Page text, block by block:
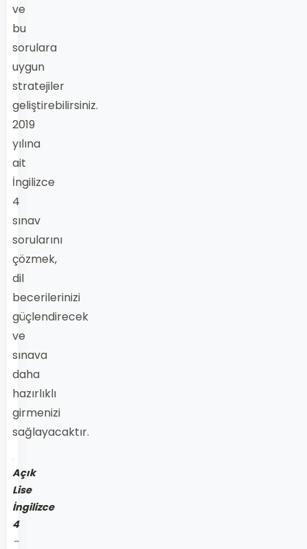
ve
bu
sorulara
uygun
stratejiler
geliştirebilirsiniz.
2019
yılına
ait
İngilizce
4
sınav
sorularını
çözmek,
dil
becerilerinizi
güçlendirecek
ve
sınava
daha
hazırlıklı
girmenizi
sağlayacaktır.
Açık
Lise
İngilizce
4
–